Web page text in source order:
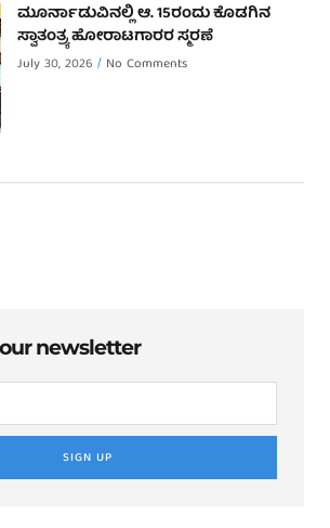
ಮೂರ್ನಾಡುವಿನಲ್ಲಿ ಆ. 15ರಂದು ಕೊಡಗಿನ
ಸ್ವಾತಂತ್ರ್ಯ ಹೋರಾಟಗಾರರ ಸ್ಮರಣೆ
July 30, 2026 No Comments
newsletter
SIGN UP